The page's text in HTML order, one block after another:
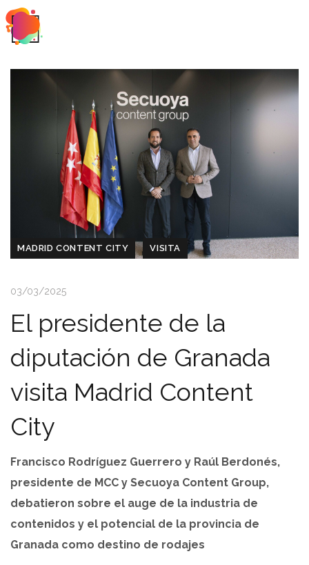
MADRID CONTENT CITY VISITA
03/03/2025
El presidente de la
diputación de Granada
visita Madrid Content
City
Francisco Rodríguez Guerrero y Raúl Berdonés,
presidente de MCC y Secuoya Content Group,
debatieron sobre el auge de la industria de
contenidos y el potencial de la provincia de
Granada como destino de rodajes